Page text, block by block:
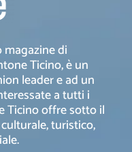
di
Ticino, è un
leader e ad un
a tutti i
Ticino offre sotto il
turistico,